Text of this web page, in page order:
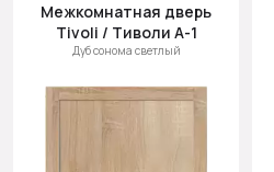
Межкомнатная дверь
Tivoli / Тиволи А-1
Дуб сонома светлый